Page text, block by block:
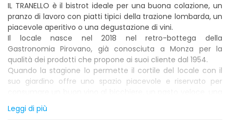
IL TRANELLO è il bistrot ideale per una buona colazione, un
pranzo di lavoro con piatti tipici della trazione lombarda, un
piacevole aperitivo o una degustazione di vini.
Il locale nasce nel 2018 nel retro-bottega della
Gastronomia Pirovano, già conosciuta a Monza per la
qualità dei prodotti che propone ai suoi cliente dal 1954.
Quando la stagione lo permette il cortile del locale con il
suo giardino offre uno spazio piacevole e riservato per
degustazione di salumi e formaggi o un aperitivo all’aria
aperta.
Leggi di più